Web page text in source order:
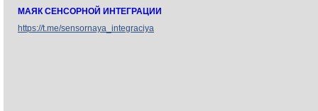
МАЯК СЕНСОРНОЙ ИНТЕГРАЦИИ
https://t.me/sensornaya_integraciya